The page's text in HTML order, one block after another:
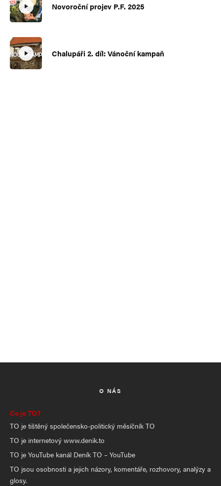
Novoroční projev P.F. 2025
Chalupáři 2. díl: Vánoční kampaň
O NÁS
Co je TO?
TO je tištěný společensko-politický měsíčník TO
TO je internetový www.denik.to
TO je YouTube kanál Deník TO – YouTube
TO jsou osobnosti a jejich názory, komentáře, rozhovory, analýzy a
glosy.